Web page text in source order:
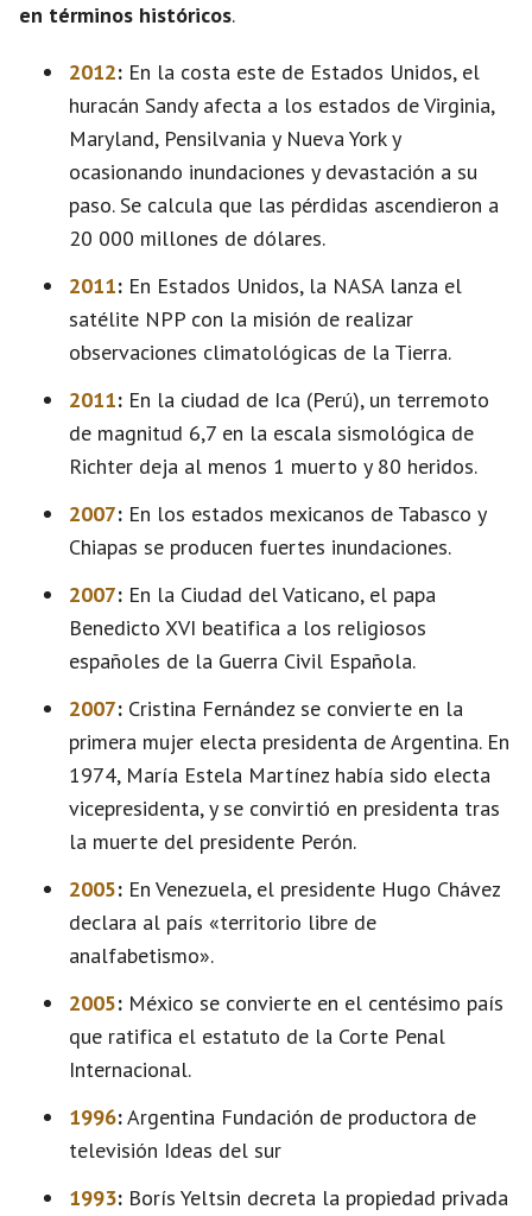
en términos históricos.
2012: En la costa este de Estados Unidos, el
huracán Sandy afecta a los estados de Virginia,
Maryland, Pensilvania y Nueva York y
ocasionando inundaciones y devastación a su
paso. Se calcula que las pérdidas ascendieron a
20 000 millones de dólares.
2011: En Estados Unidos, la NASA lanza el
satélite NPP con la misión de realizar
observaciones climatológicas de la Tierra.
2011: En la ciudad de Ica (Perú), un terremoto
de magnitud 6,7 en la escala sismológica de
Richter deja al menos 1 muerto y 80 heridos.
2007: En los estados mexicanos de Tabasco y
Chiapas se producen fuertes inundaciones.
2007: En la Ciudad del Vaticano, el papa
Benedicto XVI beatifica a los religiosos
españoles de la Guerra Civil Española.
2007: Cristina Fernández se convierte en la
primera mujer electa presidenta de Argentina. En
1974, María Estela Martínez había sido electa
vicepresidenta, y se convirtió en presidenta tras
la muerte del presidente Perón.
2005: En Venezuela, el presidente Hugo Chávez
declara al país «territorio libre de
analfabetismo».
2005: México se convierte en el centésimo país
que ratifica el estatuto de la Corte Penal
Internacional.
1996:Argentina Fundación de productora de
televisión Ideas del sur
1993: Borís Yeltsin decreta la propiedad privada